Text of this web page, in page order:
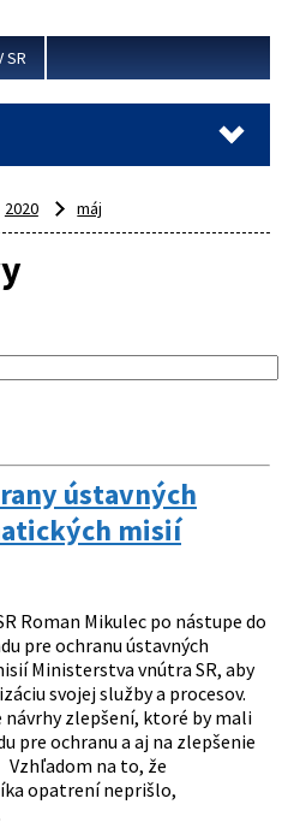
SR
2020 máj
ústavných
misií
Roman Mikulec po nástupe do
pre ochranu ústavných
Ministerstva vnútra SR, aby
svojej služby a procesov.
zlepšení, ktoré by mali
pre ochranu a aj na zlepšenie
na to, že
opatrení neprišlo,